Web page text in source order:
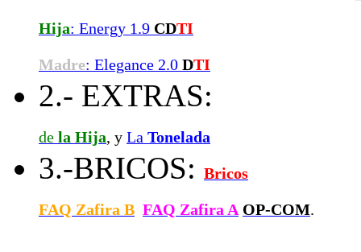
Hija: Energy 1.9 CDTI
Madre: Elegance 2.0 DTI
2.- EXTRAS:
de la Hija, y La Tonelada
3.-BRICOS: Bricos
FAQ Zafira B FAQ Zafira A OP-COM.